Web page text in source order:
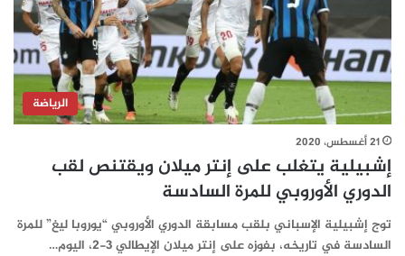
الرياضة
21 أغسطس، 2020
إشبيلية يتغلب على إنتر ميلان ويقتنص لقب
الدوري الأوروبي للمرة السادسة
توج إشبيلية الإسباني بلقب مسابقة الدوري الأوروبي “يوروبا ليغ” للمرة
السادسة في تاريخه، بفوزه على إنتر ميلان الإيطالي 3-2، اليوم…